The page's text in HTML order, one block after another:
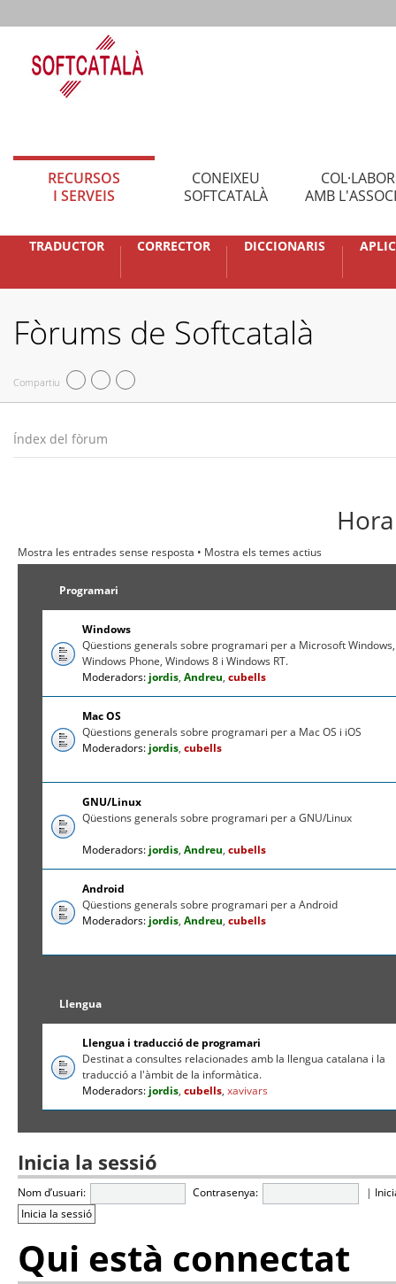
RECURSOS
I SERVEIS
CONEIXEU
SOFTCATALÀ
AMB
TRADUCTOR CORRECTOR DICCIONARIS
Fòrums de Softcatalà
Compartiu
Índex del fòrum
Mostra les entrades sense resposta • Mostra els temes actius
Programari
Windows
Qüestions generals sobre programari per a Microsoft Windows,
Windows Phone, Windows 8 i Windows RT.
Moderadors: jordis,Andreu,cubells
Mac OS
Qüestions generals sobre programari per a Mac OS i iOS
Moderadors: jordis,cubells
GNU/Linux
Qüestions generals sobre programari per a GNU/Linux
Moderadors: jordis,Andreu,cubells
Android
Qüestions generals sobre programari per a Android
Moderadors: jordis,Andreu,cubells
Llengua
Llengua i traducció de programari
Destinat a consultes relacionades amb la llengua catalana i la
traducció a l'àmbit de la informàtica.
Moderadors: jordis,cubells,xavivars
Inicia la sessió
Nom d’usuari: Contrasenya: |
Qui està connectat